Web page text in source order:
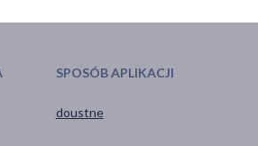
SPOSÓB APLIKACJI
doustne